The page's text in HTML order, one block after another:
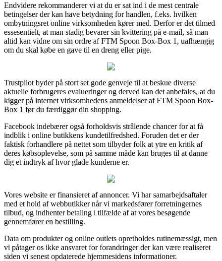
Endvidere rekommanderer vi at du er sat ind i de mest centrale
betingelser der kan have betydning for handlen, f.eks. hvilken
ombytningsret online virksomheden kører med. Derfor er det tilmed
essesentielt, at man stadig bevarer sin kvittering på e-mail, så man
altid kan vidne om sin ordre af FTM Spoon Box-Box 1, uafhængig
om du skal købe en gave til en dreng eller pige.
Trustpilot byder på stort set gode genveje til at beskue diverse
aktuelle forbrugeres evalueringer og derved kan det anbefales, at du
kigger på internet virksomhedens anmeldelser af FTM Spoon Box-
Box 1 før du færdiggør din shopping.
Facebook indebærer også forholdsvis strålende chancer for at få
indblik i online butikkens kundetilfredshed. Foruden det er der
faktisk forhandlere på nettet som tilbyder folk at ytre en kritik af
deres købsoplevelse, som på samme måde kan bruges til at danne
dig et indtryk af hvor glade kunderne er.
Vores website er finansieret af annoncer. Vi har samarbejdsaftaler
med et hold af webbutikker når vi markedsfører forretningernes
tilbud, og indhenter betaling i tilfælde af at vores besøgende
gennemfører en bestilling.
Data om produkter og online outlets opretholdes rutinemæssigt, men
vi påtager os ikke ansvaret for forandringer der kan være realiseret
siden vi senest opdaterede hjemmesidens informationer.